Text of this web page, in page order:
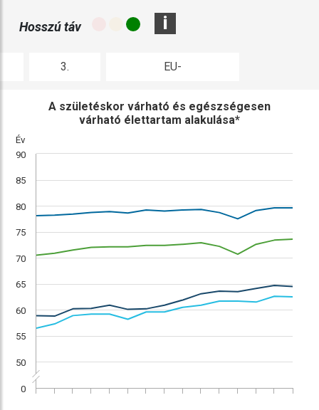
Hosszú táv i
3. EU-
Év
A születéskor várható és egészségesen
várható élettartam alakulása*
0
50
55
60
65
70
75
80
85
90